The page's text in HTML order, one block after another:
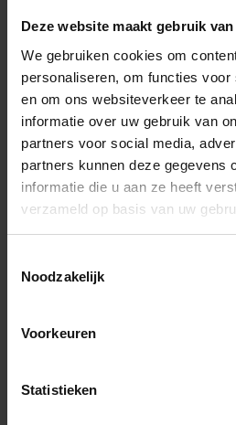
Deze website maakt gebruik
We gebruiken cookies om
personaliseren, om functies voor
en om ons websiteverkeer te
informatie over uw gebruik van
partners voor social media,
partners kunnen deze gegevens
informatie die u aan ze heeft
verzameld op basis van uw
Noodzakelijk
Voorkeuren
Statistieken
Product specificaties
EAN